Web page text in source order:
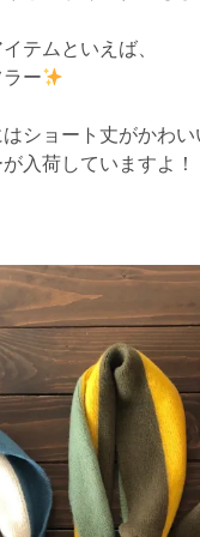
テムといえば、
ー
ショート丈がかわい
入荷していますよ！